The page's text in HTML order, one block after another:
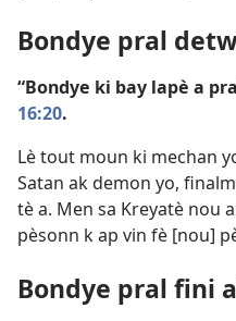
Bondye pral
“Bondye ki bay lapè a
16:20.
Lè tout moun ki mechan
Satan ak demon yo,
tè a. Men sa Kreyatè nou
pèsonn k ap vin fè [nou]
Bondye pral fini